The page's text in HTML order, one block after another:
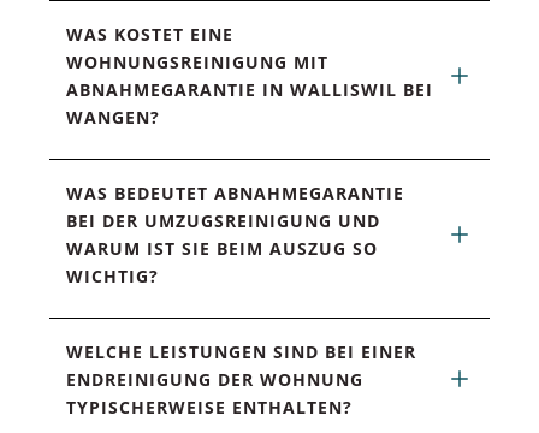
WAS KOSTET EINE
WOHNUNGSREINIGUNG MIT
ABNAHMEGARANTIE IN WALLISWIL BEI
WANGEN?
WAS BEDEUTET ABNAHMEGARANTIE
BEI DER UMZUGSREINIGUNG UND
WARUM IST SIE BEIM AUSZUG SO
WICHTIG?
WELCHE LEISTUNGEN SIND BEI EINER
ENDREINIGUNG DER WOHNUNG
TYPISCHERWEISE ENTHALTEN?